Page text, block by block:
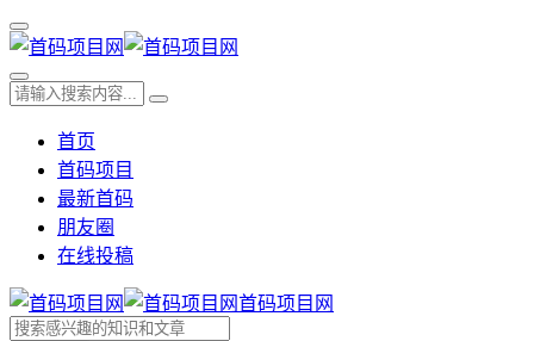
首页
首码项目
最新首码
朋友圈
在线投稿
首码项目网